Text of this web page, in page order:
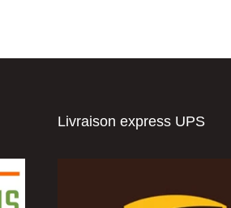
Livraison express UPS